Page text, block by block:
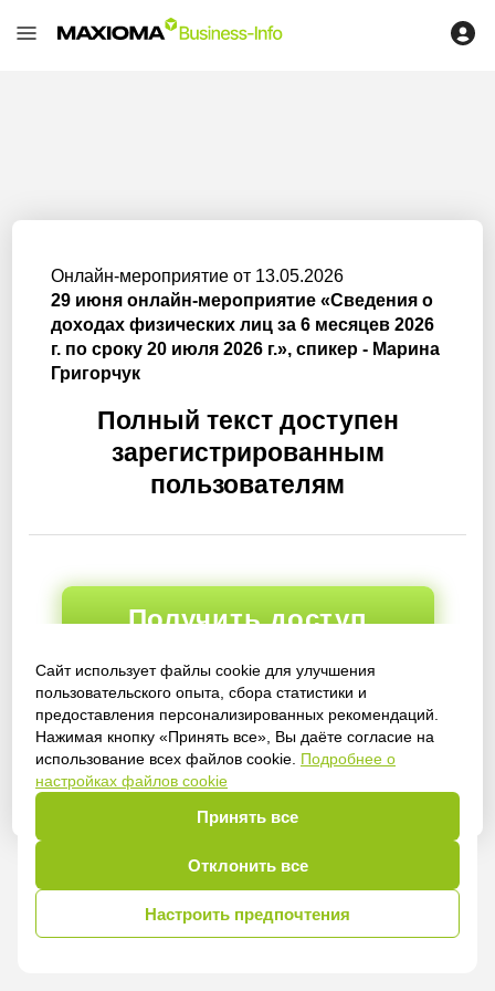
Сайт использует файлы cookie для улучшения
пользовательского опыта, сбора статистики и
предоставления персонализированных рекомендаций.
Нажимая кнопку «Принять все», Вы даёте согласие на
использование всех файлов cookie. Подробнее о
настройках файлов cookie
Принять все
Отклонить все
Настроить предпочтения
Онлайн-мероприятие от 13.05.2026
29 июня онлайн-мероприятие «Сведения о
доходах физических лиц за 6 месяцев 2026
г. по сроку 20 июля 2026 г.», спикер - Марина
Григорчук
Полный текст доступен
зарегистрированным
пользователям
Получить доступ
Войти